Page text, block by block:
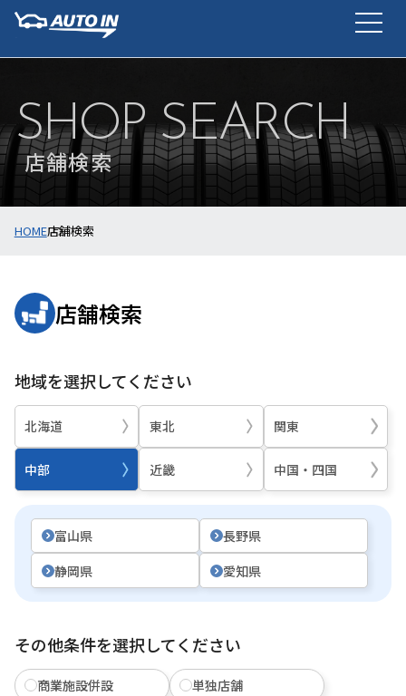
SHOP SEARCH
店舗検索
HOME店舗検索
店舗検索
地域を選択してください
北海道 東北 関東
中部 近畿 中国・四国
富山県
長野県
静岡県
愛知県
その他条件を選択してください
商業施設併設
単独店舗